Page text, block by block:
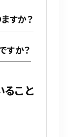
すか？
すか？
こと